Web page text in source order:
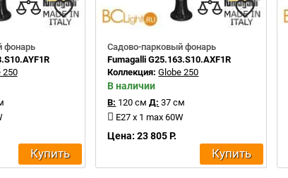
фонарь
250
Купить
Садово-парковый фонарь
Fumagalli G25.163.S10.AXF1R
Коллекция:Globe 250
В наличии
В: 120 см Д: 37 см
E27 x 1 max 60W
Цена: 23 805 Р.
Купить